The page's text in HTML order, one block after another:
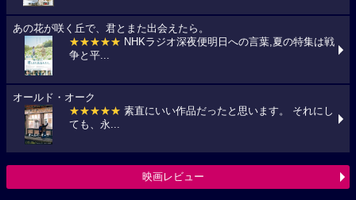
あの花が咲く丘で、君とまた出会えたら。
★★★★★ NHKラジオ深夜便明日への言葉,夏の特集は戦
争と平...
オールド・オーク
★★★★★ 素直にいい作品だったと思います。 それにし
ても、永...
映画レビュー